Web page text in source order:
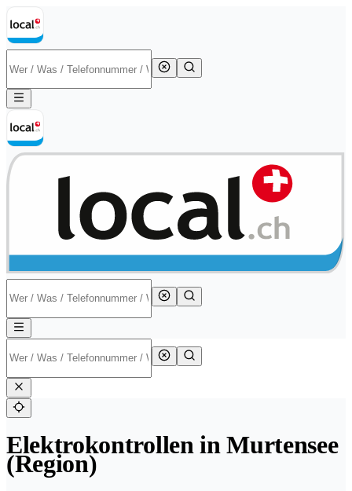
Elektrokontrollen in Murtensee
(Region)